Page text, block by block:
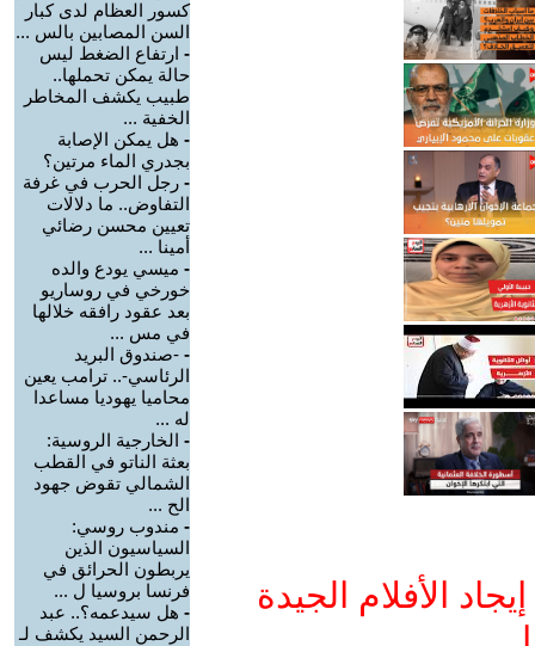
الأفلام الجيدة
كسور العظام لدى كبار
السن المصابين بالس ...
- ارتفاع الضغط ليس
حالة يمكن تحملها..
طبيب يكشف المخاطر
الخفية ...
- هل يمكن الإصابة
بجدري الماء مرتين؟
- رجل الحرب في غرفة
التفاوض.. ما دلالات
تعيين محسن رضائي
أمينا ...
- ميسي يودع والده
خورخي في روساريو
بعد عقود رافقه خلالها
في مس ...
- -صندوق البريد
الرئاسي-.. ترامب يعين
محاميا يهوديا مساعدا
له ...
- الخارجية الروسية:
بعثة الناتو في القطب
الشمالي تقوض جهود
الح ...
- مندوب روسي:
السياسيون الذين
يربطون الحرائق في
فرنسا بروسيا ل ...
- هل سيدعمه؟.. عبد
الرحمن السيد يكشف لـ